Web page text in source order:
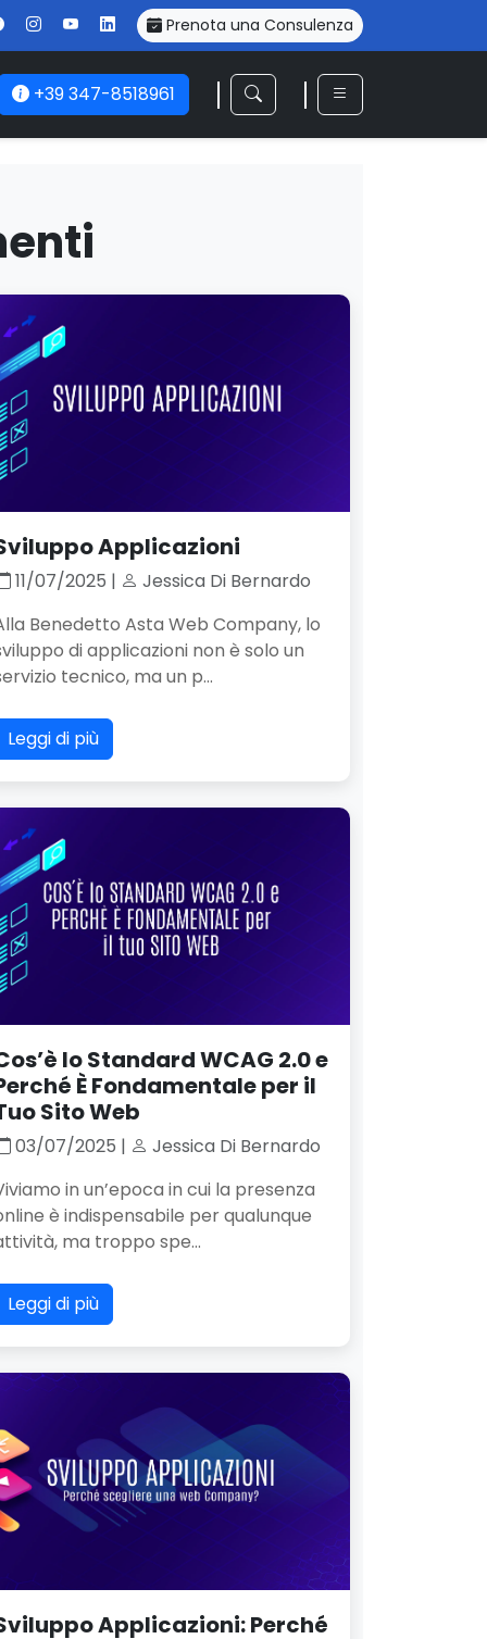
Prenota una Consulenza
+39 347-8518961
Applicazioni
11/07/2025 |
Jessica Di Bernardo
Benedetto Asta Web Company, lo
di applicazioni non è solo un
tecnico, ma un p...
Leggi di più
lo Standard WCAG 2.0 e
È Fondamentale per il
Sito Web
03/07/2025 |
Jessica Di Bernardo
in un’epoca in cui la presenza
è indispensabile per qualunque
ma troppo spe...
Leggi di più
Applicazioni: Perché